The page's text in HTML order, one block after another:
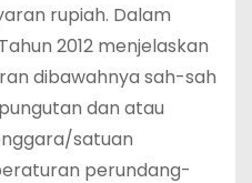
rupiah. Dalam
2012 menjelaskan
dibawahnya sah-sah
dan atau
satuan
perundang-